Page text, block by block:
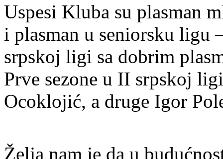
Uspesi Kluba su plasman
i plasman u seniorsku ligu
srpskoj ligi sa dobrim
Prve sezone u II srpskoj
Ocoklojić, a druge Igor
Želja nam je da u